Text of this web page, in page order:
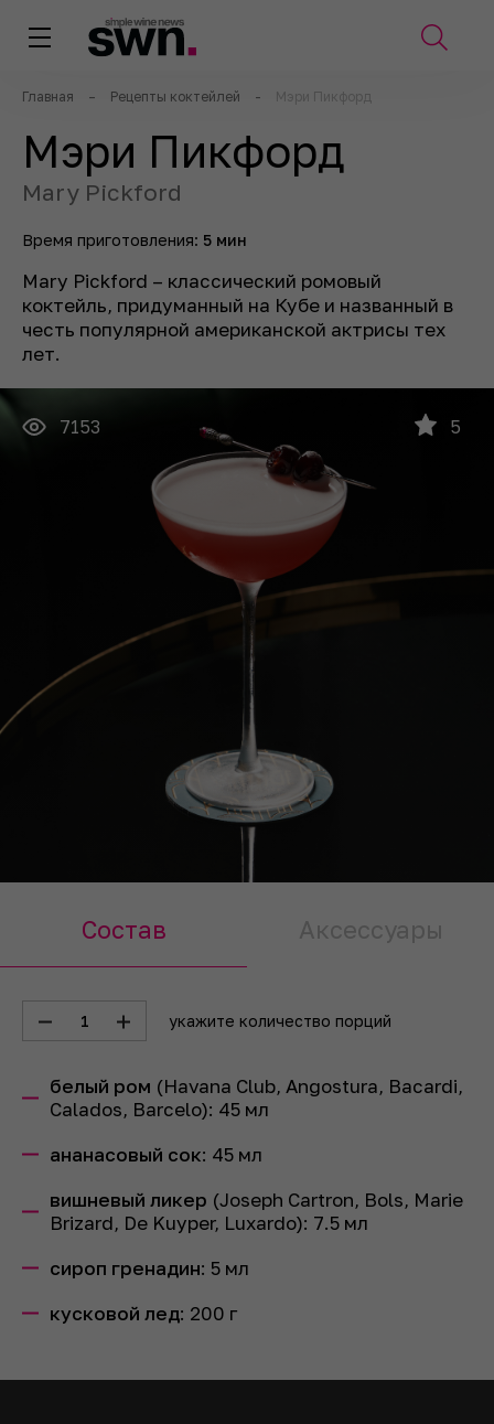
Главная – Рецепты коктейлей - Мэри Пикфорд
Мэри Пикфорд
Mary Pickford
7153 5
Mary Pickford – классический ромовый
коктейль, придуманный на Кубе и названный в
честь популярной американской актрисы тех
лет.
Время приготовления: 5 мин
Состав Аксессуары
1 укажите количество порций
белый ром (Havana Club, Angostura, Bacardi,
Calados, Barcelo): 45 мл
ананасовый сок: 45 мл
вишневый ликер (Joseph Cartron, Bols, Marie
Brizard, De Kuyper, Luxardo): 7.5 мл
сироп гренадин: 5 мл
кусковой лед: 200 г